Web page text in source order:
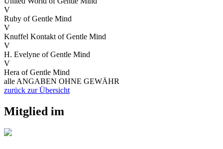
V
Ruby of Gentle Mind
V
Knuffel Kontakt of Gentle Mind
V
H. Evelyne of Gentle Mind
V
Hera of Gentle Mind
alle ANGABEN OHNE GEWÄHR
zurück zur Übersicht
Mitglied im